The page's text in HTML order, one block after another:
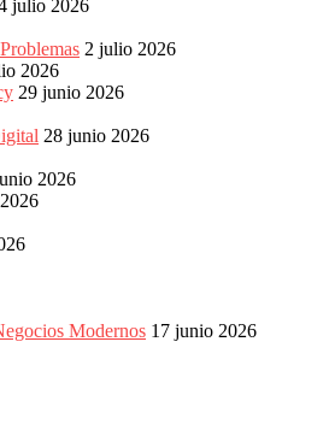
julio 2026
2 julio 2026
2026
29 junio 2026
28 junio 2026
2026
Modernos 17 junio 2026